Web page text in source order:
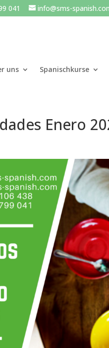
041 info@sms-
uns Spanischkurse
Enero